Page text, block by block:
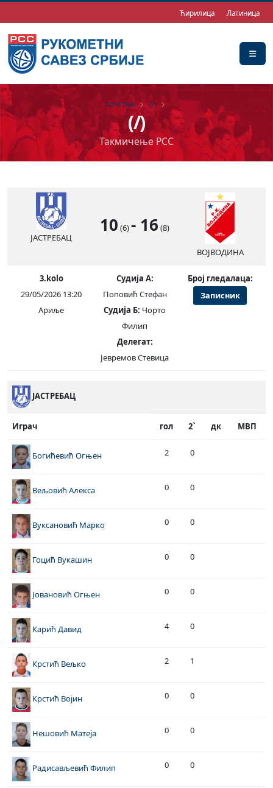
Ћирилица Латиница
(/)
Такмичење РСС
ПОЧЕТНА (/)
ЈАСТРЕБАЦ
10 (6)- 16 (8)
ВОЈВОДИНА
3.kolo
29/05/2026 13:20
Ариље
Судија А:
Поповић Стефан
Судија Б: Чорто
Филип
Делегат:
Јевремов Стевица
Број гледалаца:
Записник
ЈАСТРЕБАЦ
Играч гол 2` дк МВП
Богићевић Огњен 2 0
Вељовић Алекса 0 0
Вуксановић Марко 0 0
Гоцић Вукашин 0 0
Јовановић Огњен 0 0
Карић Давид 4 0
Крстић Вељко 2 1
Крстић Војин 0 0
Нешовић Матеја 0 0
Радисављевић Филип 0 0